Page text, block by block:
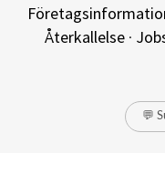
Återkallelse ·
💬